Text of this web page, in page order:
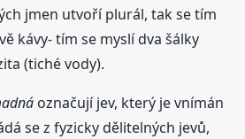
jmen utvoří plurál, tak se tím
kávy- tím se myslí dva šálky
(tiché vody).
označují jev, který je vnímán
se z fyzicky dělitelných jevů,